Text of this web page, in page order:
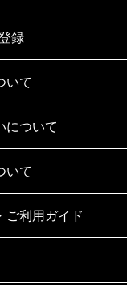
録
いて
について
いて
ご利用ガイド